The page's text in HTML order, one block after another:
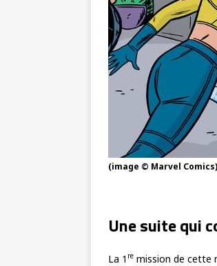
(image © Marvel Comics)
Une suite qui
La 1 re mission de cette